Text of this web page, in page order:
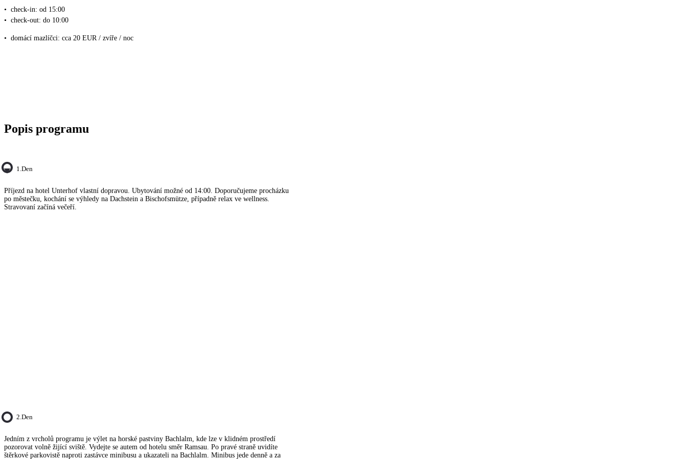
• check-in: od 15:00
• check-out: do 10:00
• domácí mazlíčci: cca 20 EUR / zvíře / noc
Popis programu
1.den
Příjezd na hotel Unterhof vlastní dopravou. Ubytování možné od 14:00. Doporučujeme procházku
po městečku, kochání se výhledy na Dachstein a Bischofsmütze, případně relax ve wellness.
Stravovaní začíná večeří.
2.den
Jedním z vrcholů programu je výlet na horské pastviny Bachlalm, kde lze v klidném prostředí
pozorovat volně žijící sviště. Vydejte se autem od hotelu směr Ramsau. Po pravé straně uvidíte
štěrkové parkovistě naproti zastávce minibusu a ukazateli na Bachlalm. Minibus jede denně a za